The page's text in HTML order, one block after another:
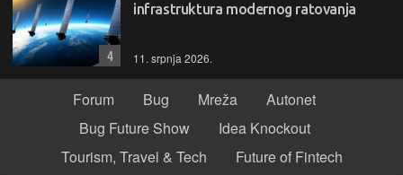
infrastruktura modernog ratovanja
11. srpnja 2026.
4
Forum Bug Mreža
Autonet
Bug Future Show
Idea Knockout
Tourism, Travel & Tech
Future of Fintech